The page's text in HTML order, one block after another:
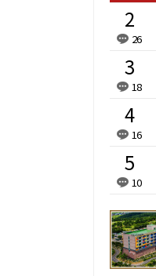
26
18
16
10